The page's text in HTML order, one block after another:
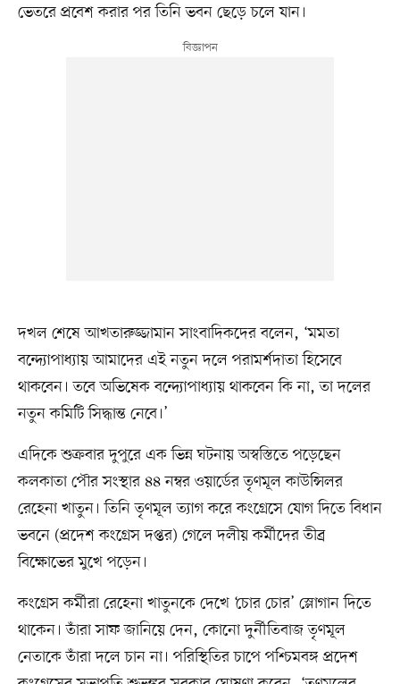
ভেতরে প্রবেশ করার পর তিনি ভবন ছেড়ে চলে যান।
দখল শেষে আখতারুজ্জামান সাংবাদিকদের বলেন, ‘মমতা
বন্দ্যোপাধ্যায় আমাদের এই নতুন দলে পরামর্শদাতা হিসেবে
থাকবেন। তবে অভিষেক বন্দ্যোপাধ্যায় থাকবেন কি না, তা দলের
নতুন কমিটি সিদ্ধান্ত নেবে।’
এদিকে শুক্রবার দুপুরে এক ভিন্ন ঘটনায় অস্বস্তিতে পড়েছেন
কলকাতা পৌর সংস্থার ৪৪ নম্বর ওয়ার্ডের তৃণমূল কাউন্সিলর
রেহেনা খাতুন। তিনি তৃণমূল ত্যাগ করে কংগ্রেসে যোগ দিতে বিধান
ভবনে (প্রদেশ কংগ্রেস দপ্তর) গেলে দলীয় কর্মীদের তীব্র
বিক্ষোভের মুখে পড়েন।
কংগ্রেস কর্মীরা রেহেনা খাতুনকে দেখে ‘চোর চোর’ স্লোগান দিতে
থাকেন। তাঁরা সাফ জানিয়ে দেন, কোনো দুর্নীতিবাজ তৃণমূল
নেতাকে তাঁরা দলে চান না। পরিস্থিতির চাপে পশ্চিমবঙ্গ প্রদেশ